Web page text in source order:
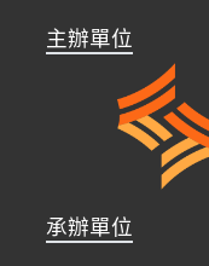
主辦單位
承辦單位